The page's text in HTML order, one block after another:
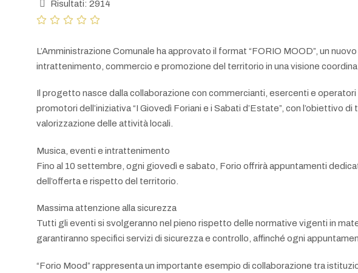
Risultati: 2914
L’Amministrazione Comunale ha approvato il format “FORIO MOOD”, un
intrattenimento, commercio e promozione del territorio in una visione
Il progetto nasce dalla collaborazione con commercianti, esercenti e
promotori dell’iniziativa “I Giovedì Foriani e i Sabati d’Estate”, con
valorizzazione delle attività locali.
Musica, eventi e intrattenimento
Fino al 10 settembre, ogni giovedì e sabato, Forio offrirà appuntamenti
dell’offerta e rispetto del territorio.
Massima attenzione alla sicurezza
Tutti gli eventi si svolgeranno nel pieno rispetto delle normative vigenti in
garantiranno specifici servizi di sicurezza e controllo, affinché ogni
“Forio Mood” rappresenta un importante esempio di collaborazione tra